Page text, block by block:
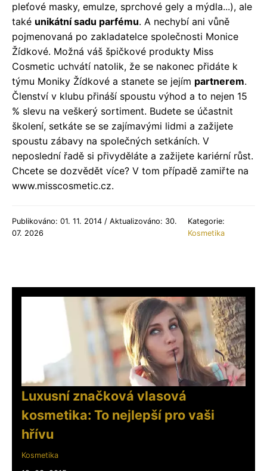
pleťové masky, emulze, sprchové gely a mýdla...), ale
také unikátní sadu parfému. A nechybí ani vůně
pojmenovaná po zakladatelce společnosti Monice
Žídkové. Možná váš špičkové produkty Miss
Cosmetic uchvátí natolik, že se nakonec přidáte k
týmu Moniky Žídkové a stanete se jejím partnerem.
Členství v klubu přináší spoustu výhod a to nejen 15
% slevu na veškerý sortiment. Budete se účastnit
školení, setkáte se se zajímavými lidmi a zažijete
spoustu zábavy na společných setkáních. V
neposlední řadě si přivyděláte a zažijete kariérní růst.
Chcete se dozvědět více? V tom případě zamiřte na
www.misscosmetic.cz.
Publikováno: 01. 11. 2014 / Aktualizováno: 30.
07. 2026
Kategorie:
Kosmetika
Luxusní značková vlasová
kosmetika: To nejlepší pro vaši
hřívu
Kosmetika